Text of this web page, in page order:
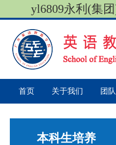
yl6809永利(集
首页 关于我们 团
本科生培养